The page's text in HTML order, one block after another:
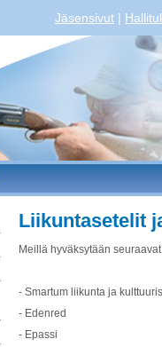
Jäsensivut |
Liikuntasetelit
Meillä hyväksytään
- Smartum liikunta ja
- Edenred
- Epassi